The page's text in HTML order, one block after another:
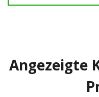
Angezeigte